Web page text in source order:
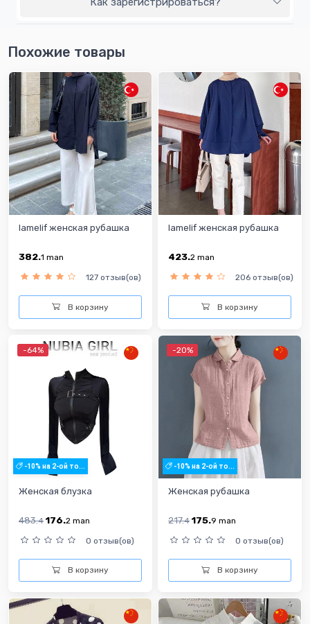
Похожие товары
lamelif женская рубашка
382.1 man
127 отзыв(ов)
В корзину
lamelif женская рубашка
423.2 man
206 отзыв(ов)
В корзину
-64%
-10% на 2-ой то...
Женская блузка
483.4 176.2 man
0 отзыв(ов)
В корзину
-20%
-10% на 2-ой то...
Женская рубашка
217.4 175.9 man
0 отзыв(ов)
В корзину